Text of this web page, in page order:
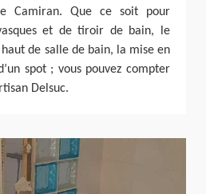
Camiran. Que ce soit pour
et de tiroir de bain, le
de salle de bain, la mise en
spot ; vous pouvez compter
Delsuc.